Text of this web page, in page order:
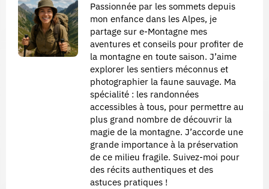
Passionnée par les sommets depuis
mon enfance dans les Alpes, je
partage sur e-Montagne mes
aventures et conseils pour profiter de
la montagne en toute saison. J’aime
explorer les sentiers méconnus et
photographier la faune sauvage. Ma
spécialité : les randonnées
accessibles à tous, pour permettre au
plus grand nombre de découvrir la
magie de la montagne. J’accorde une
grande importance à la préservation
de ce milieu fragile. Suivez-moi pour
des récits authentiques et des
astuces pratiques !